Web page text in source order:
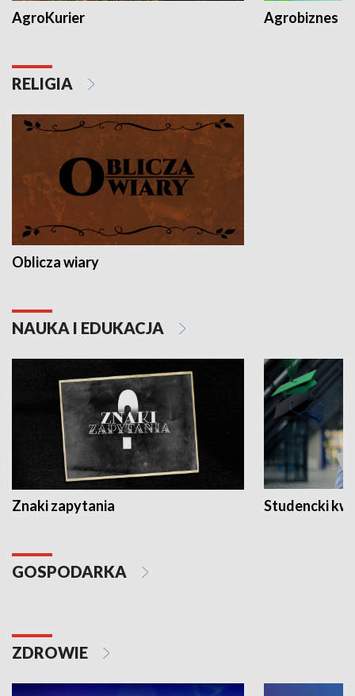
AgroKurier Agrobiznes
RELIGIA
Oblicza wiary
NAUKA I EDUKACJA
Znaki zapytania Studencki
GOSPODARKA
ZDROWIE